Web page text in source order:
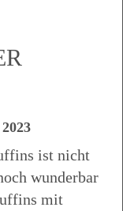
ist nicht
wunderbar
mit